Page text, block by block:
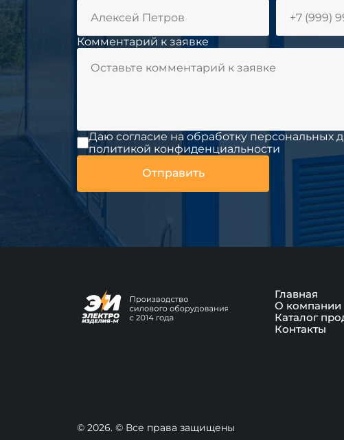
Комментарий к заявке
Даю согласие на обработку персональных
политикой конфиденциальности
Главная
О компании
Каталог
Контакты
© 2026. © Все права защищены